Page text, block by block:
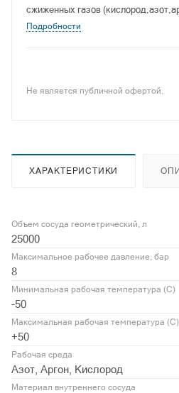
сжиженных газов
Подробности
Не является публичной офертой.
ХАРАКТЕРИСТИКИ
Объем сосуда геометрический, л
25000
Максимальное рабочее давление, бар
8
Минимальная рабочая температура (С)
-50
Максимальная рабочая температура (С)
+50
Рабочая среда
Азот, Аргон, Кислород
Материал внутреннего сосуда